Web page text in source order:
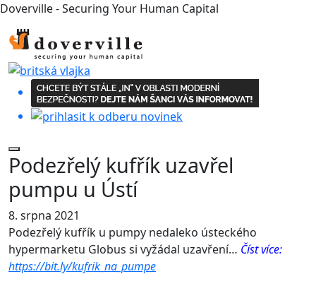
Doverville - Securing Your Human Capital
Podezřelý kufřík uzavřel
pumpu u Ústí
8. srpna 2021
Podezřelý kufřík u pumpy nedaleko ústeckého
hypermarketu Globus si vyžádal uzavření… Číst více:
https://bit.ly/kufrik_na_pumpe